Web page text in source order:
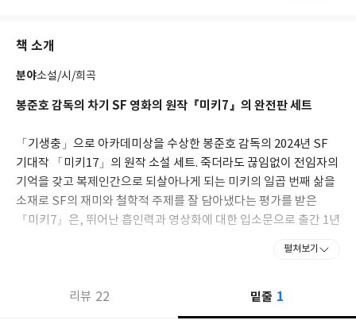
를 즐긴다.
책 소개
분야소설/시/희곡
봉준호 감독의 차기 SF 영화의 원작『미키7』의 완전판 세트
「기생충」으로 아카데미상을 수상한 봉준호 감독의 2024년 SF
기대작 「미키17」의 원작 소설 세트. 죽더라도 끊임없이 전임자의
기억을 갖고 복제인간으로 되살아나게 되는 미키의 일곱 번째 삶을
소재로 SF의 재미와 철학적 주제를 잘 담아냈다는 평가를 받은
『미키7』은, 뛰어난 흡인력과 영상화에 대한 입소문으로 출간 1년
내세우는 한편, 비밀스럽게 숨겨둔 반물질 폭탄에 얽힌 놀라운 모
험, 생존자들을 위협하는 적대적 지적 생명체와의 교섭, 미키를 끊
펼쳐보기
리뷰 22 밑줄 1